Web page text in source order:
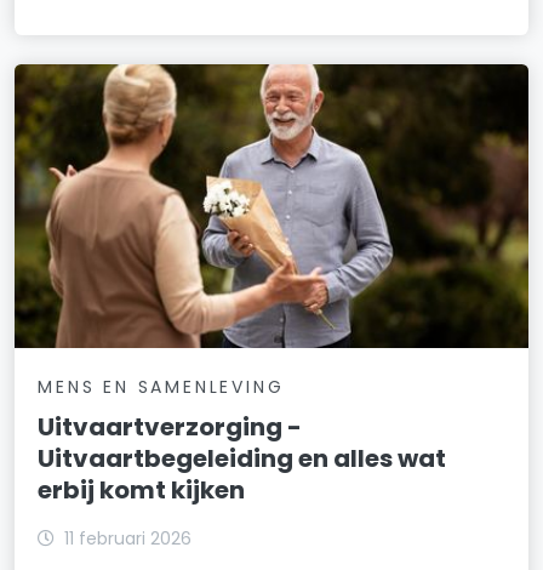
MENS EN SAMENLEVING
Uitvaartverzorging -
Uitvaartbegeleiding en alles wat
erbij komt kijken
11 februari 2026